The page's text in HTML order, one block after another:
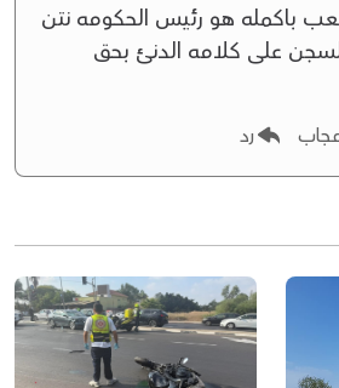
باكمله هو رئيس الحكومه نتن
على كلامه الدنئ بحق
رد